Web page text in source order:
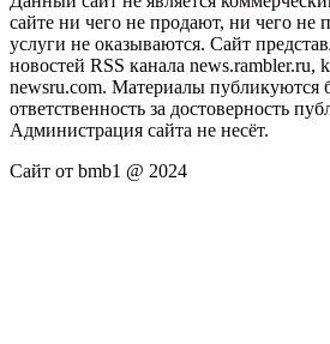
сайте ни чего не продают, ни чего не
услуги не оказываются. Сайт
новостей RSS канала news.rambler.ru,
newsru.com. Материалы публикуются
ответственность за достоверность
Администрация сайта не несёт.
Сайт от bmb1 @ 2024